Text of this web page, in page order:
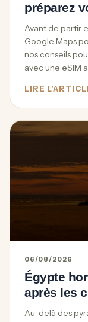
préparez
Avant de partir
Google Maps
nos conseils
avec une eSIM
LIRE
06/08/2026
Égypte
après les
Au-delà des